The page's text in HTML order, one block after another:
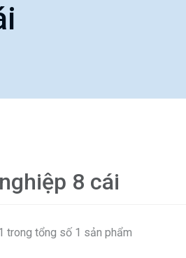
8 cái
trong tổng số 1 sản phẩm